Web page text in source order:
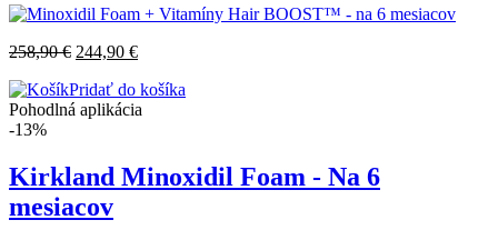
258,90€ 244,90 €
Pridať do košíka
Pohodlná aplikácia
-13%
Kirkland Minoxidil Foam - Na 6
mesiacov